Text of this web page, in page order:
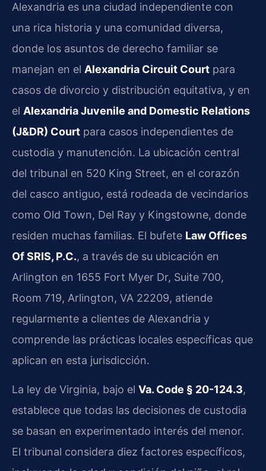
Alexandria es una ciudad independiente con
una rica historia y una comunidad diversa,
donde los asuntos de derecho familiar se
manejan en el Alexandria Circuit Court para
casos de divorcio y distribución equitativa, y en
el Alexandria Juvenile and Domestic Relations
(J&DR) Court para casos independientes de
custodia y manutención. La ubicación central
del tribunal en 520 King Street, en el corazón
del casco antiguo, está rodeada de vecindarios
como Old Town, Del Ray y Kingstowne, donde
residen muchas familias. El bufete Law Offices
Of SRIS, P.C., a través de su ubicación en
Arlington en 1655 Fort Myer Dr, Suite 700,
Room 719, Arlington, VA 22209, atiende
regularmente a clientes de Alexandria y
comprende las prácticas locales específicas que
aplican en esta jurisdicción.
La ley de Virginia, bajo el Va. Code § 20-124.3,
establece que todas las decisiones de custodia
se basan en experimentado interés del menor.
El tribunal considera diez factores específicos,